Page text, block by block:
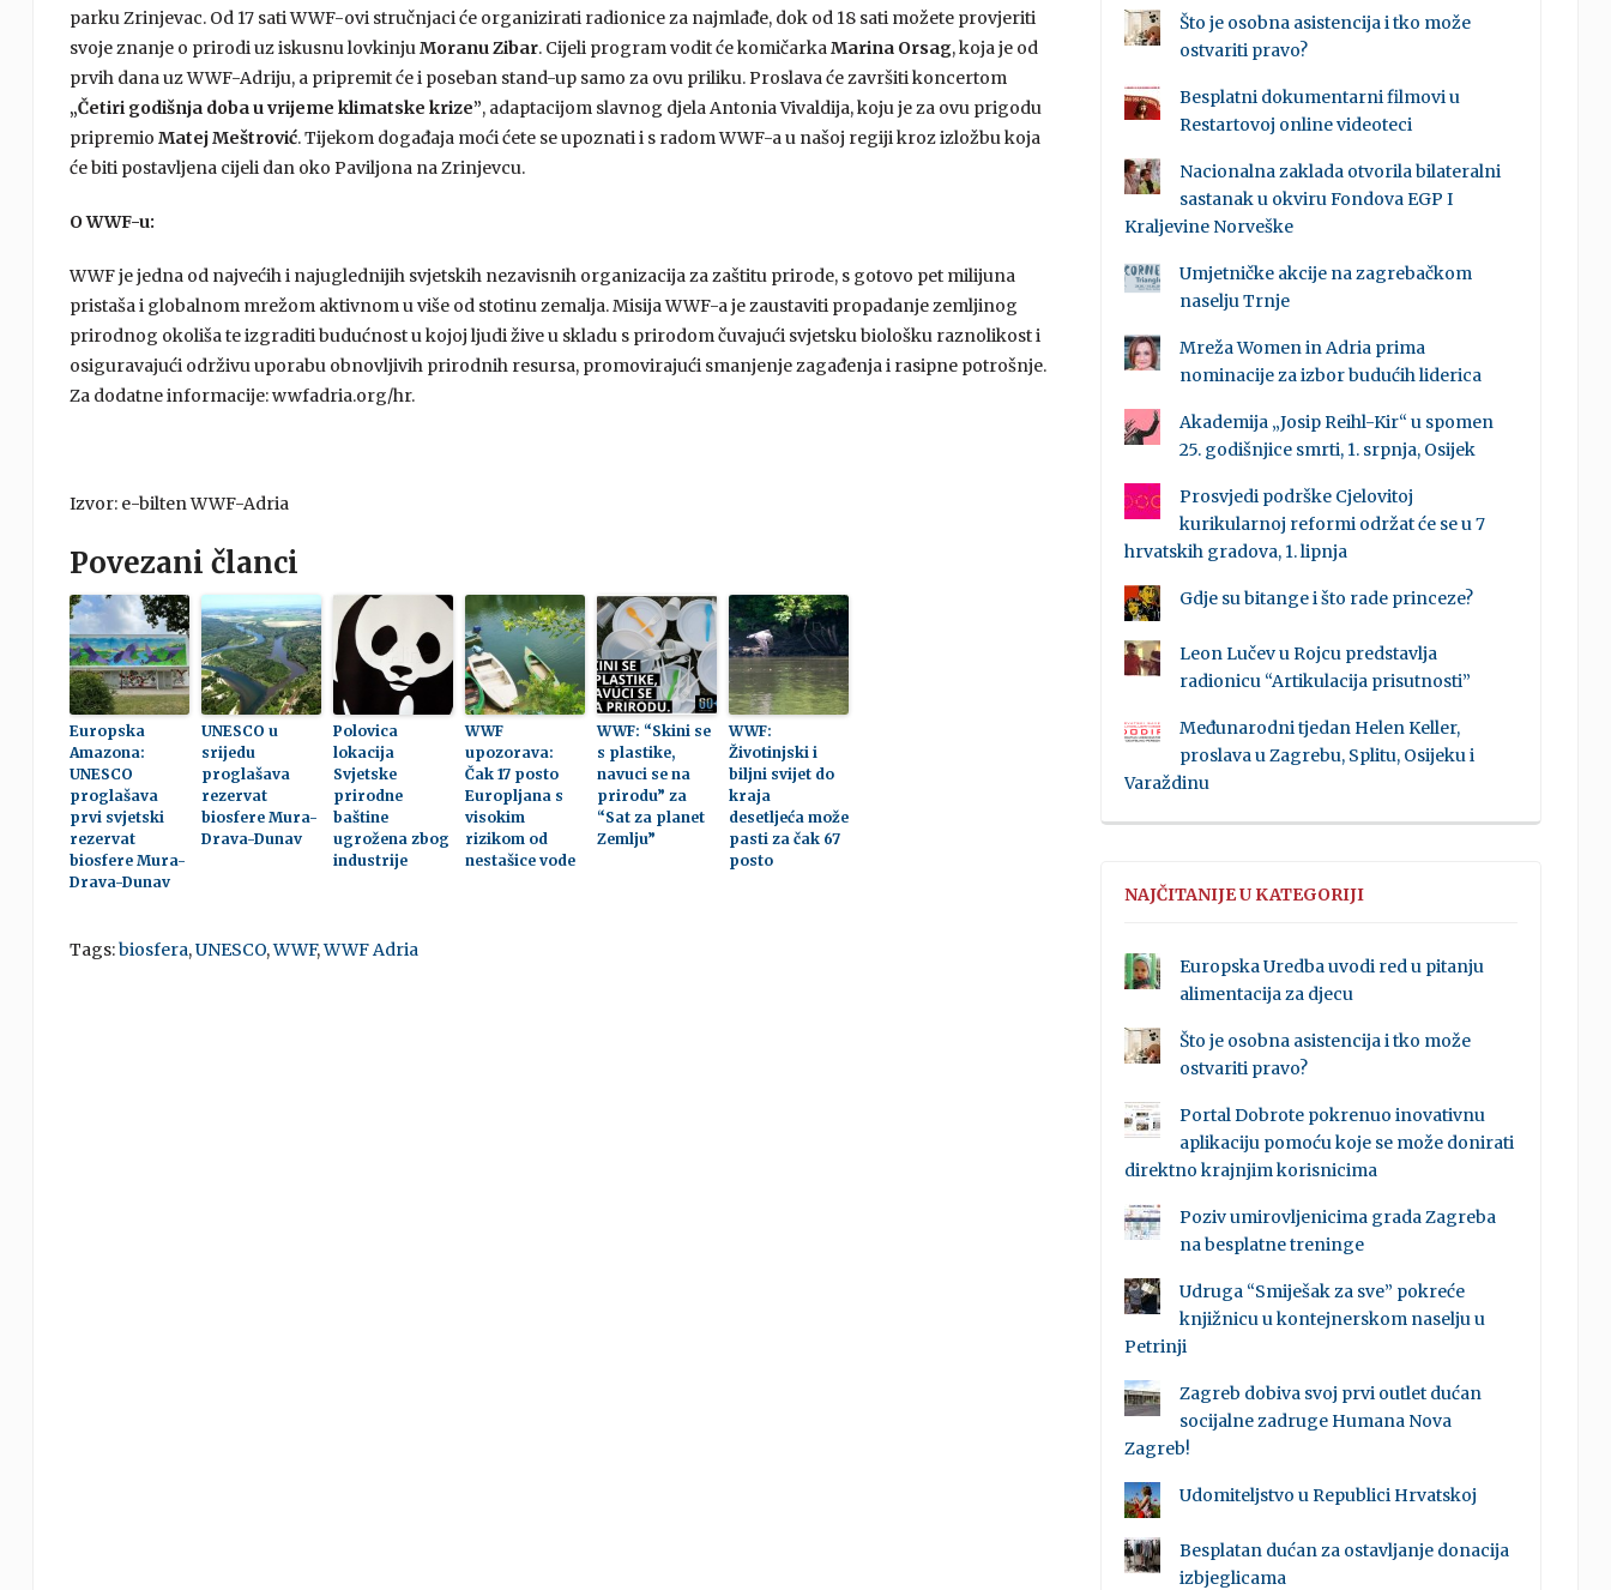
parku Zrinjevac. Od 17 sati WWF-ovi stručnjaci će organizirati radionice za najmlađe, dok od 18 sati možete provjeriti
svoje znanje o prirodi uz iskusnu lovkinjuMoranu Zibar. Cijeli program vodit će komičarkaMarina Orsag, koja je od
prvih dana uz WWF-Adriju, a pripremit će i poseban stand-up samo za ovu priliku. Proslava će završiti koncertom
„Četiri godišnja doba u vrijeme klimatske krize”, adaptacijom slavnog djela Antonia Vivaldija, koju je za ovu prigodu
pripremio Matej Meštrović. Tijekom događaja moći ćete se upoznati i s radom WWF-a u našoj regiji kroz izložbu koja
će biti postavljena cijeli dan oko Paviljona na Zrinjevcu.
O WWF-u:
WWF je jedna od najvećih i najuglednijih svjetskih nezavisnih organizacija za zaštitu prirode, s gotovo pet milijuna
pristaša i globalnom mrežom aktivnom u više od stotinu zemalja. Misija WWF-a je zaustaviti propadanje zemljinog
prirodnog okoliša te izgraditi budućnost u kojoj ljudi žive u skladu s prirodom čuvajući svjetsku biološku raznolikost i
osiguravajući održivu uporabu obnovljivih prirodnih resursa, promovirajući smanjenje zagađenja i rasipne potrošnje.
Za dodatne informacije: wwfadria.org/hr.
Izvor: e-bilten WWF-Adria
Povezani članci
Europska
Amazona:
UNESCO
proglašava
prvi svjetski
rezervat
biosfere Mura-
Drava-Dunav
UNESCO u
srijedu
proglašava
rezervat
biosfere Mura-
Drava-Dunav
Polovica
lokacija
Svjetske
prirodne
baštine
ugrožena zbog
industrije
WWF
upozorava:
Čak 17 posto
Europljana s
visokim
rizikom od
nestašice vode
WWF: “Skini se
s plastike,
navuci se na
prirodu” za
“Sat za planet
Zemlju”
WWF:
Životinjski i
biljni svijet do
kraja
desetljeća može
pasti za čak 67
posto
Tags:biosfera,UNESCO,WWF,WWF Adria
Što je osobna asistencija i tko može
ostvariti pravo?
Besplatni dokumentarni filmovi u
Restartovoj online videoteci
Nacionalna zaklada otvorila bilateralni
sastanak u okviru Fondova EGP I
Kraljevine Norveške
Umjetničke akcije na zagrebačkom
naselju Trnje
Mreža Women in Adria prima
nominacije za izbor budućih liderica
Akademija „Josip Reihl-Kir“ u spomen
25. godišnjice smrti, 1. srpnja, Osijek
Prosvjedi podrške Cjelovitoj
kurikularnoj reformi održat će se u 7
hrvatskih gradova, 1. lipnja
Gdje su bitange i što rade princeze?
Leon Lučev u Rojcu predstavlja
radionicu “Artikulacija prisutnosti”
Međunarodni tjedan Helen Keller,
proslava u Zagrebu, Splitu, Osijeku i
Varaždinu
NAJČITANIJE U KATEGORIJI
Europska Uredba uvodi red u pitanju
alimentacija za djecu
Što je osobna asistencija i tko može
ostvariti pravo?
Portal Dobrote pokrenuo inovativnu
aplikaciju pomoću koje se može donirati
direktno krajnjim korisnicima
Poziv umirovljenicima grada Zagreba
na besplatne treninge
Udruga “Smiješak za sve” pokreće
knjižnicu u kontejnerskom naselju u
Petrinji
Zagreb dobiva svoj prvi outlet dućan
socijalne zadruge Humana Nova
Zagreb!
Udomiteljstvo u Republici Hrvatskoj
Besplatan dućan za ostavljanje donacija
izbjeglicama